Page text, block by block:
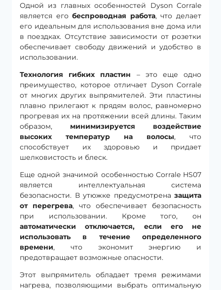
Одной из главных особенностей Dyson Corrale
является егобеспроводная работа, что делает
его идеальным для использования вне дома или
в поездках. Отсутствие зависимости от розетки
обеспечивает свободу движений и удобство в
использовании.
Технология гибких пластин – это еще одно
преимущество, которое отличает Dyson Corrale
от многих других выпрямителей. Эти пластины
плавно прилегают к прядям волос, равномерно
прогревая их на протяжении всей длины. Таким
образом, минимизируется воздействие
высоких температур на волосы, что
способствует их здоровью и придает
шелковистость и блеск.
Еще одной значимой особенностью Corrale HS07
является интеллектуальная система
безопасности. В утюжке предусмотрена защита
от перегрева, что обеспечивает безопасность
при использовании. Кроме того, он
автоматически отключается, если его не
использовать в течение определенного
времени, что экономит энергию и
предотвращает возможные опасности.
Этот выпрямитель обладает тремя режимами
нагрева, позволяющими выбрать оптимальную